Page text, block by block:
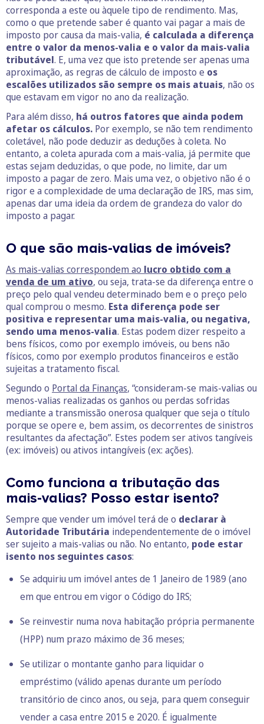
corresponda a este ou àquele tipo de rendimento. Mas,
como o que pretende saber é quanto vai pagar a mais de
imposto por causa da mais-valia, é calculada a diferença
entre o valor da menos-valia e o valor da mais-valia
tributável. E, uma vez que isto pretende ser apenas uma
aproximação, as regras de cálculo de imposto e os
escalões utilizados são sempre os mais atuais, não os
que estavam em vigor no ano da realização.
Para além disso, há outros fatores que ainda podem
afetar os cálculos. Por exemplo, se não tem rendimento
coletável, não pode deduzir as deduções à coleta. No
entanto, a coleta apurada com a mais-valia, já permite que
estas sejam deduzidas, o que pode, no limite, dar um
imposto a pagar de zero. Mais uma vez, o objetivo não é o
rigor e a complexidade de uma declaração de IRS, mas sim,
apenas dar uma ideia da ordem de grandeza do valor do
imposto a pagar.
O que são mais-valias de imóveis?
As mais-valias correspondem ao lucro obtido com a
venda de um ativo, ou seja, trata-se da diferença entre o
preço pelo qual vendeu determinado bem e o preço pelo
qual comprou o mesmo. Esta diferença pode ser
positiva e representar uma mais-valia, ou negativa,
sendo uma menos-valia. Estas podem dizer respeito a
bens físicos, como por exemplo imóveis, ou bens não
físicos, como por exemplo produtos financeiros e estão
sujeitas a tratamento fiscal.
Segundo o Portal da Finanças, “consideram-se mais-valias ou
menos-valias realizadas os ganhos ou perdas sofridas
mediante a transmissão onerosa qualquer que seja o título
porque se opere e, bem assim, os decorrentes de sinistros
resultantes da afectação”. Estes podem ser ativos tangíveis
(ex: imóveis) ou ativos intangíveis (ex: ações).
Como funciona a tributação das
mais-valias? Posso estar isento?
Sempre que vender um imóvel terá de o declarar à
Autoridade Tributária independentemente de o imóvel
ser sujeito a mais-valias ou não. No entanto, pode estar
isento nos seguintes casos:
Se adquiriu um imóvel antes de 1 Janeiro de 1989 (ano
em que entrou em vigor o Código do IRS;
Se reinvestir numa nova habitação própria permanente
(HPP) num prazo máximo de 36 meses;
Se utilizar o montante ganho para liquidar o
empréstimo (válido apenas durante um período
transitório de cinco anos, ou seja, para quem conseguir
vender a casa entre 2015 e 2020. É igualmente